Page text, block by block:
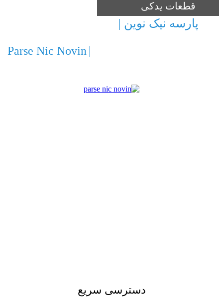
قطعات یدکی
پارسه نیک نوین |
Parse Nic Novin
دسترسی سریع